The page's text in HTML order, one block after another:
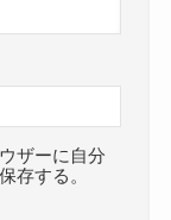
ザーに自分
存する。